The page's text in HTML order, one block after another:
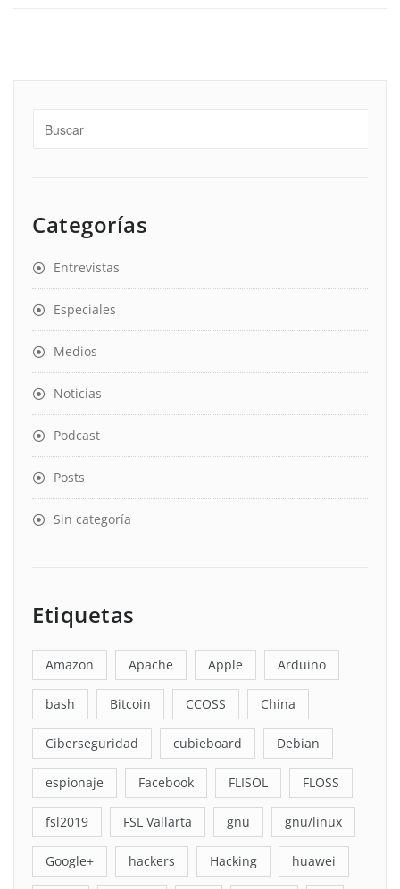
Categorías
Entrevistas
Especiales
Medios
Noticias
Podcast
Posts
Sin categoría
Etiquetas
Amazon Apache Apple Arduino
bash Bitcoin CCOSS China
Ciberseguridad cubieboard Debian
espionaje Facebook FLISOL FLOSS
fsl2019 FSL Vallarta gnu gnu/linux
Google+ hackers Hacking huawei